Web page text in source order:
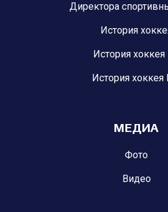
Директора
История
История
История
МЕДИА
Фото
Видео